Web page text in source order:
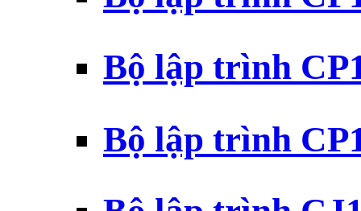
Bộ lập trình
Bộ lập trình